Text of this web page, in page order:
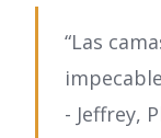
“Las
- Jeffrey,